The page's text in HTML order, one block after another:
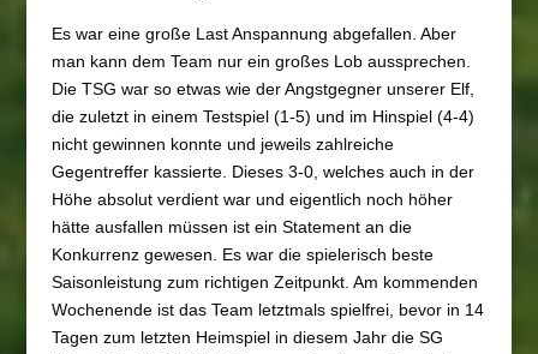
Es war eine große Last Anspannung abgefallen. Aber
man kann dem Team nur ein großes Lob aussprechen.
Die TSG war so etwas wie der Angstgegner unserer Elf,
die zuletzt in einem Testspiel (1-5) und im Hinspiel (4-4)
nicht gewinnen konnte und jeweils zahlreiche
Gegentreffer kassierte. Dieses 3-0, welches auch in der
Höhe absolut verdient war und eigentlich noch höher
hätte ausfallen müssen ist ein Statement an die
Konkurrenz gewesen. Es war die spielerisch beste
Saisonleistung zum richtigen Zeitpunkt. Am kommenden
Wochenende ist das Team letztmals spielfrei, bevor in 14
Tagen zum letzten Heimspiel in diesem Jahr die SG